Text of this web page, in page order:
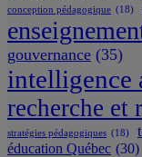
conception pédagogique (18)
gouvernance (35)
recherche et
stratégies pédagogiques (18)
éducation Québec (30)